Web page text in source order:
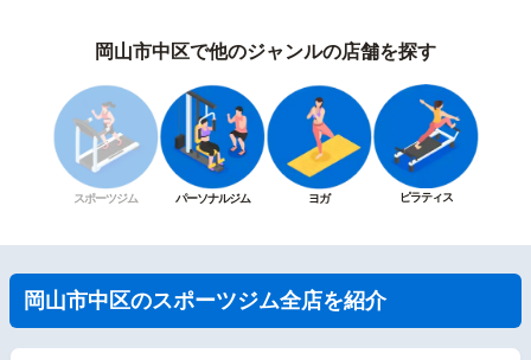
岡山市中区で他のジャンルの店舗を探す
スポーツジム パーソナルジム ヨガ ピラティス
岡山市中区のスポーツジム全店を紹介